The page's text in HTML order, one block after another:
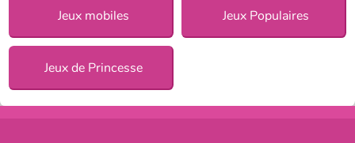
Jeux mobiles Jeux Populaires
Jeux de Princesse